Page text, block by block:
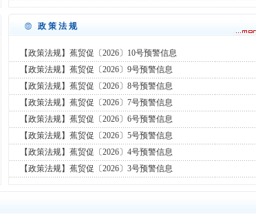
政策法规
【政策法规】蕉贸促〔2026〕10号预警信息
【政策法规】蕉贸促〔2026〕9号预警信息
【政策法规】蕉贸促〔2026〕8号预警信息
【政策法规】蕉贸促〔2026〕7号预警信息
【政策法规】蕉贸促〔2026〕6号预警信息
【政策法规】蕉贸促〔2026〕5号预警信息
【政策法规】蕉贸促〔2026〕4号预警信息
【政策法规】蕉贸促〔2026〕3号预警信息